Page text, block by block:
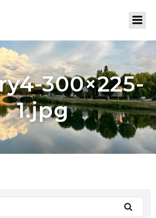
300×225-
1.jpg